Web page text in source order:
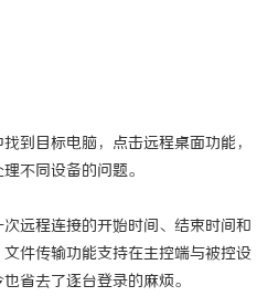
到目标电脑，点击远程桌面功能，
不同设备的问题。
远程连接的开始时间、结束时间和
件传输功能支持在主控端与被控设
省去了逐台登录的麻烦。